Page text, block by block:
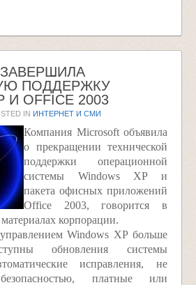
ЗАВЕРШИЛА
ПОДДЕРЖКУ
И OFFICE 2003
IN ИНТЕРНЕТ И СМИ
Компания Microsoft объявила
о прекращении технической
поддержки операционной
системы Windows XP и
пакета офисных приложений
Office 2003, говорится в
корпорации.
Windows XP больше
обновления системы
исправления, не
платные или